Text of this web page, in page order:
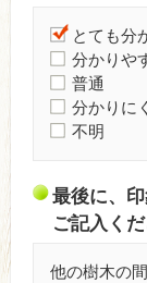
とても分
分かりや
普通
分かりに
不明
最後に、
ご記入くだ
他の樹木の